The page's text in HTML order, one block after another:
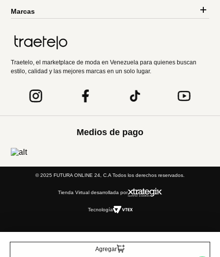
Agregar
Marcas
Traetelo, el marketplace de moda en Venezuela para quienes buscan
estilo, calidad y las mejores marcas en un solo lugar.
Medios de pago
© 2025 FUTURA ONLINE 24, C.A Todos los derechos reservados.
Tienda Virtual desarrollada por
Tecnología